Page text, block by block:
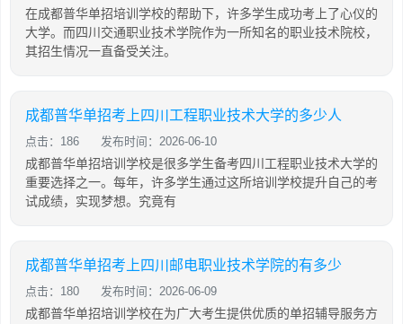
在成都普华单招培训学校的帮助下，许多学生成功考上了心仪的
大学。而四川交通职业技术学院作为一所知名的职业技术院校，
其招生情况一直备受关注。
成都普华单招考上四川工程职业技术大学的多少人
点击：186 发布时间：2026-06-10
成都普华单招培训学校是很多学生备考四川工程职业技术大学的
重要选择之一。每年，许多学生通过这所培训学校提升自己的考
试成绩，实现梦想。究竟有
成都普华单招考上四川邮电职业技术学院的有多少
点击：180 发布时间：2026-06-09
成都普华单招培训学校在为广大考生提供优质的单招辅导服务方